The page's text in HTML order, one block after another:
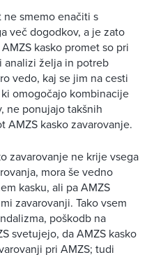
ne smemo enačiti s
več dogodkov, a je zato
kasko promet so pri
analizi želja in potreb
vedo, kaj se jim na cesti
omogočajo kombinacije
ne ponujajo takšnih
kasko zavarovanje.
zavarovanje ne krije vsega
mora še vedno
kasku, ali pa AMZS
zavarovanji. Tako vsem
poškodb na
svetujejo, da AMZS kasko
pri AMZS; tudi